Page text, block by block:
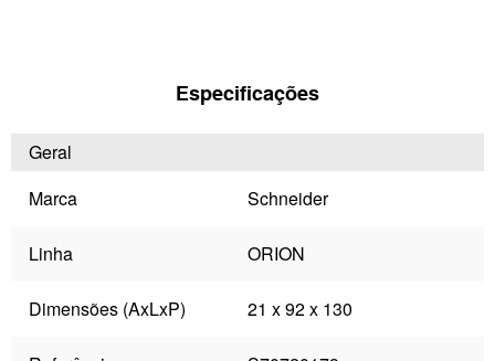
Especificações
Geral
Marca
Schneider
Linha ORION
Dimensões (AxLxP) 21 x 92 x 130